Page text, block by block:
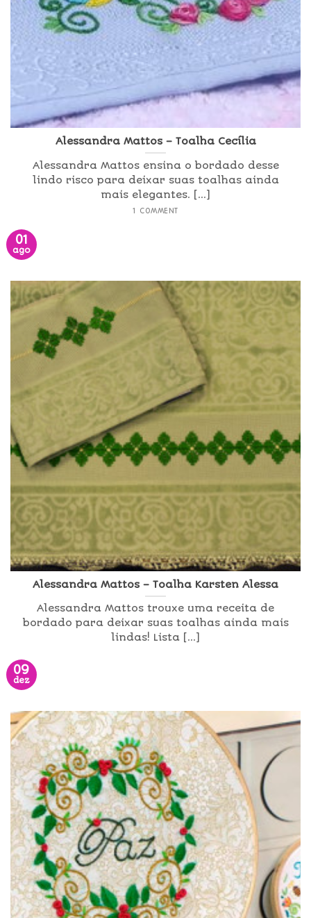
Alessandra Mattos – Toalha Cecília
Alessandra Mattos ensina o bordado desse
lindo risco para deixar suas toalhas ainda
mais elegantes. [...]
1 COMMENT
01
ago
Alessandra Mattos – Toalha Karsten Alessa
Alessandra Mattos trouxe uma receita de
bordado para deixar suas toalhas ainda mais
lindas! Lista [...]
09
dez